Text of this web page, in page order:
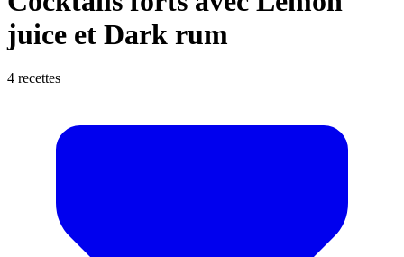
juice et Dark rum
4 recettes